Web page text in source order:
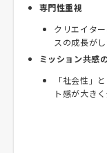
専門性重視
クリエイタ
スの成長が
ミッション共感
「社会性」
ト感が大き